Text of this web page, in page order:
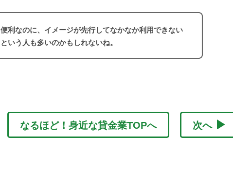
便利なのに、イメージが先行してなかなか利用できない
という人も多いのかもしれないね。
なるほど！身近な貸金業TOPへ 次へ